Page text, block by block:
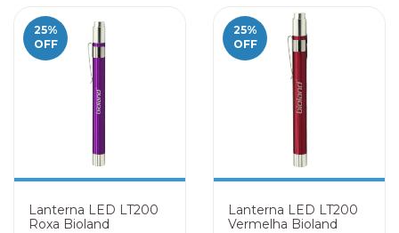
25%
OFF
Lanterna LED LT200
Roxa Bioland
25%
OFF
Lanterna LED LT200
Vermelha Bioland